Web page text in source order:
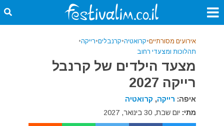
אירועים מסורתיים•קרואטיה•קרנבלים•רייקה•
תהלוכות ומצעדי רחוב
מצעד הילדים של קרנבל
רייקה 2027
איפה: רייקה, קרואטיה
מתי: יום שבת, 30 בינואר, 2027